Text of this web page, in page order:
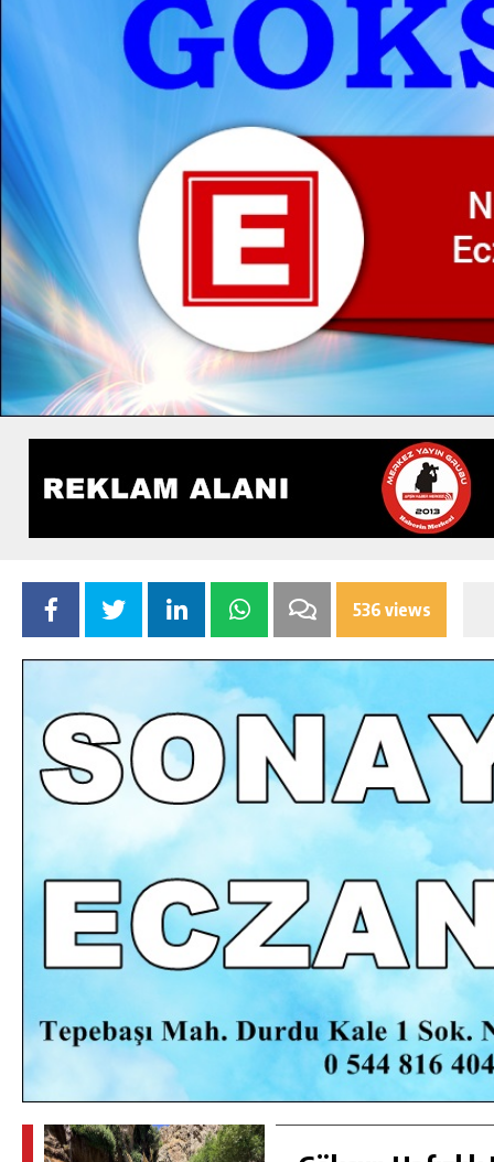
536 views
GÜNLÜK HABER AKIŞI
BÜYÜKŞEHIR’DEN PAZARCIK
KIZKAPANLI’NIN SOSYAL TESISINDE